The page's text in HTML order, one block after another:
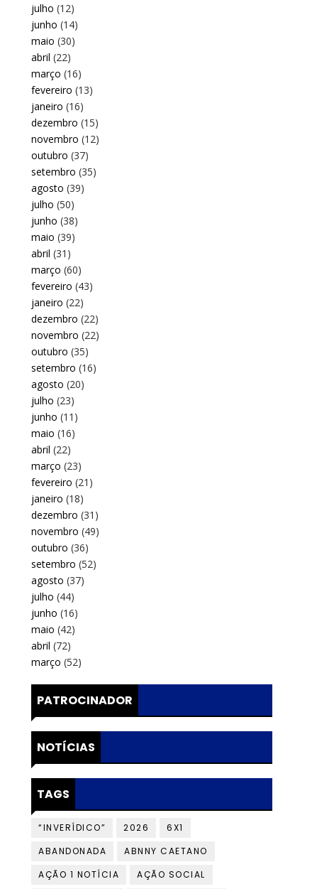
julho (12)
junho (14)
maio (30)
abril (22)
março (16)
fevereiro (13)
janeiro (16)
dezembro (15)
novembro (12)
outubro (37)
setembro (35)
agosto (39)
julho (50)
junho (38)
maio (39)
abril (31)
março (60)
fevereiro (43)
janeiro (22)
dezembro (22)
novembro (22)
outubro (35)
setembro (16)
agosto (20)
julho (23)
junho (11)
maio (16)
abril (22)
março (23)
fevereiro (21)
janeiro (18)
dezembro (31)
novembro (49)
outubro (36)
setembro (52)
agosto (37)
julho (44)
junho (16)
maio (42)
abril (72)
março (52)
PATROCINADOR
NOTÍCIAS
TAGS
“INVERÍDICO” 2026
6X1
ABANDONADA
ABNNY CAETANO
AÇÃO 1 NOTÍCIA
AÇÃO SOCIAL